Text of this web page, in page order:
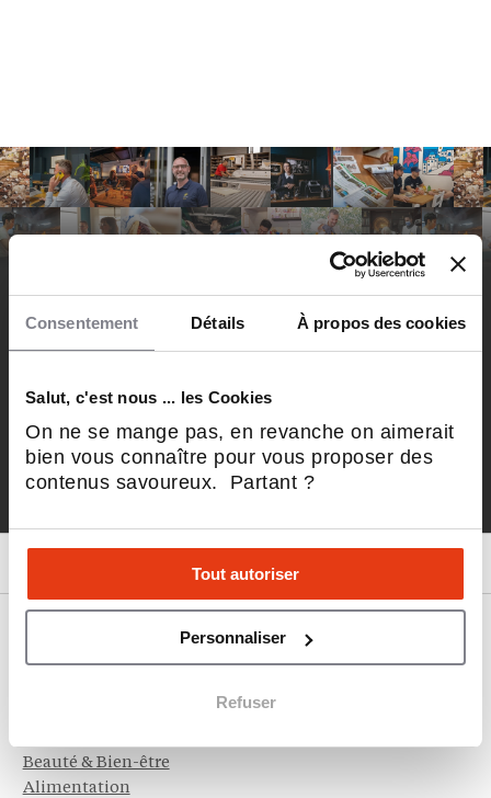
Consentement Détails À propos des cookies
Salut, c'est nous ... les Cookies
On ne se mange pas, en revanche on aimerait
bien vous connaître pour vous proposer des
contenus savoureux. Partant ?
Tout autoriser
Personnaliser
Refuser
DÉCOUVREZ LA NEWSLETTER
100%FRANCHISEURS
JE M'INSCRIS
LE MEILLEUR DE LA FRANCHISE, CHAQUE SEMAINE
Coup de cœur L'Express
Beauté & Bien-être
Alimentation